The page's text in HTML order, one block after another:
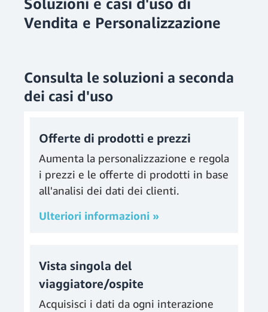
Vendita e Personalizzazione
Consulta le soluzioni a seconda
dei casi d'uso
Offerte di prodotti e prezzi
Aumenta la personalizzazione e regola
i prezzi e le offerte di prodotti in base
all'analisi dei dati dei clienti.
Ulteriori informazioni »
Vista singola del
viaggiatore/ospite
Acquisisci i dati da ogni interazione